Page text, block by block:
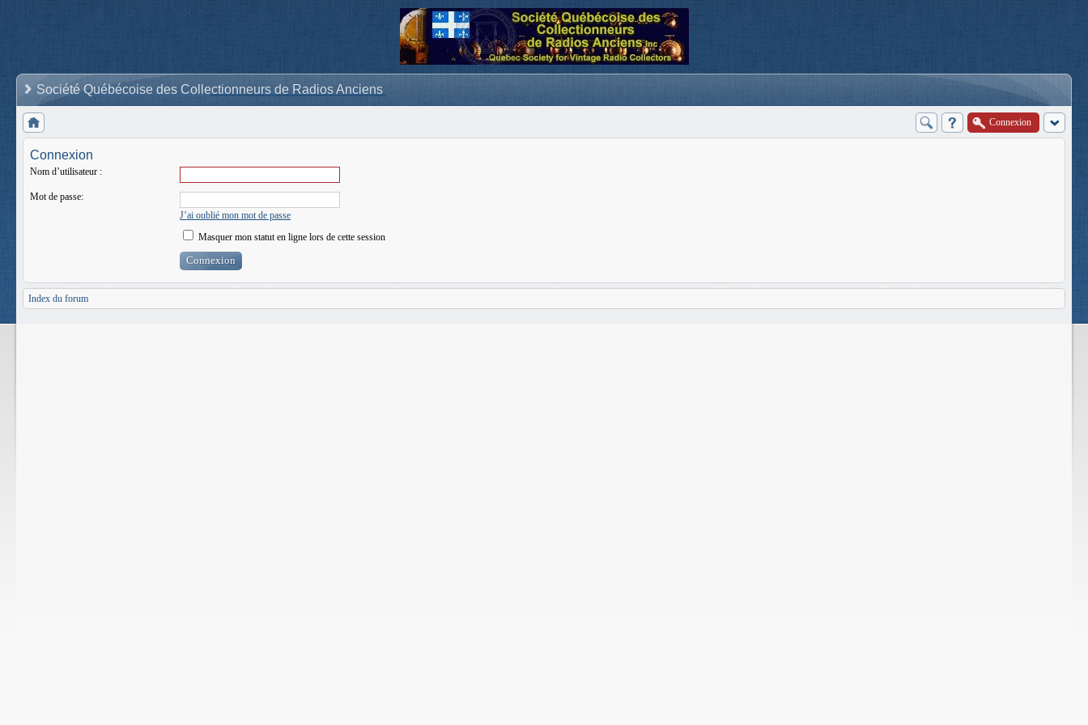
Société Québécoise des Collectionneurs de Radios Anciens
Connexion
Connexion
Nom d’utilisateur :
Mot de passe:
J’ai oublié mon mot de passe
Masquer mon statut en ligne lors de cette session
Index du forum